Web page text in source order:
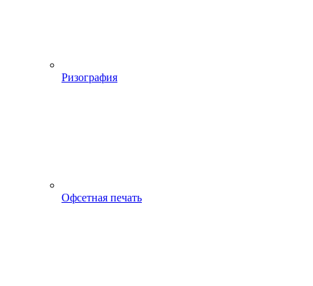
Ризография
Офсетная печать